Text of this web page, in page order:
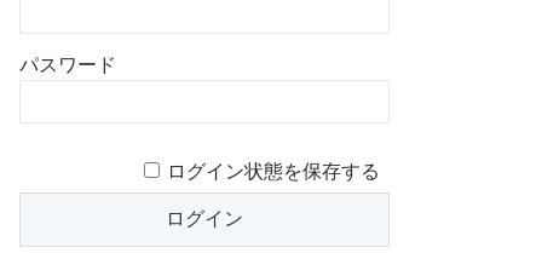
パスワード
ログイン状態を保存する